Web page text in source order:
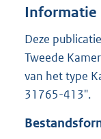
Informatie
Deze
Tweede
van het type
31765-413".